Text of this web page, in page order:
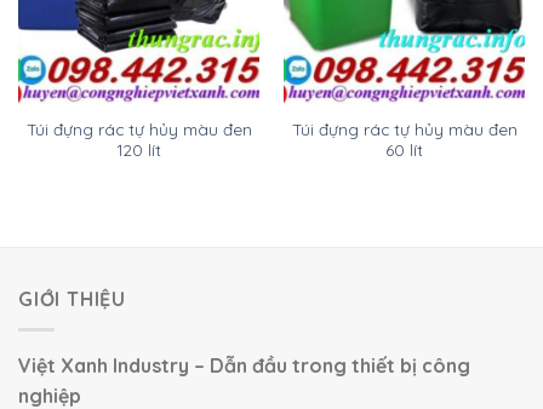
Túi đựng rác tự hủy màu đen
120 lít
Túi đựng rác tự hủy màu đen
60 lít
GIỚI THIỆU
Việt Xanh Industry – Dẫn đầu trong thiết bị công
nghiệp